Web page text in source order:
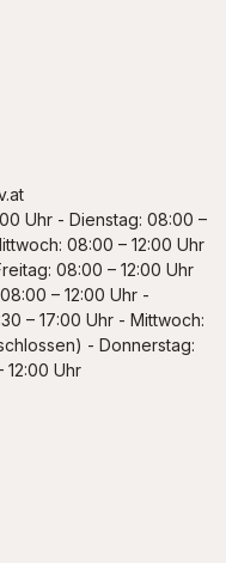
Uhr - Dienstag: 08:00 –
08:00 – 12:00 Uhr
08:00 – 12:00 Uhr
– 12:00 Uhr -
– 17:00 Uhr - Mittwoch:
- Donnerstag:
12:00 Uhr